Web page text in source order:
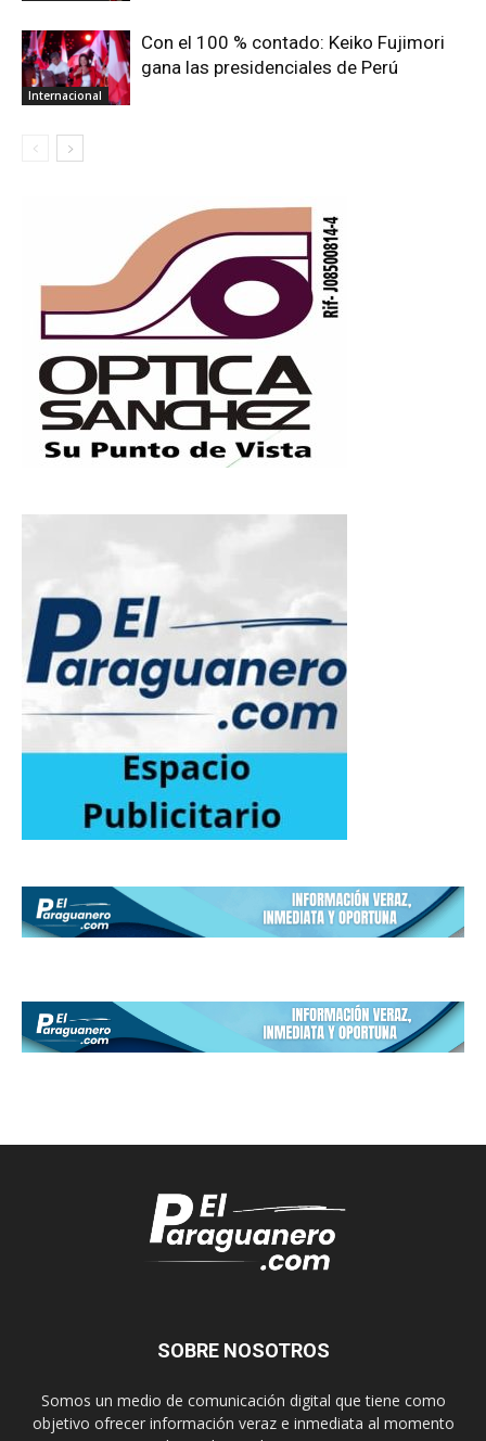
Internacional
Con el 100 % contado: Keiko Fujimori
gana las presidenciales de Perú
SOBRE NOSOTROS
Somos un medio de comunicación digital que tiene como
objetivo ofrecer información veraz e inmediata al momento